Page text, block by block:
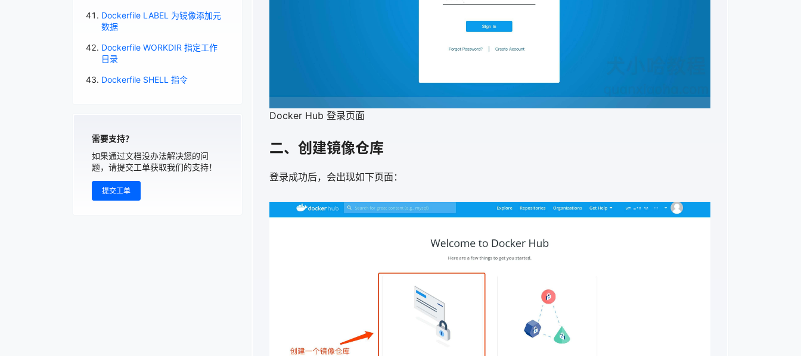
Dockerfile LABEL 为镜像添加元
数据
Dockerfile WORKDIR 指定工作
目录
Dockerfile SHELL 指令
需要支持？
如果通过文档没办法解决您的问
题，请提交工单获取我们的支持！
提交工单
Docker Hub 登录页面
二、创建镜像仓库
登录成功后，会出现如下页面：